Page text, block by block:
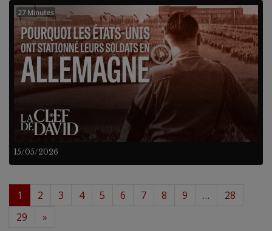
15/05/2026
27 Minutes
1 2 3 4 5 6 7 8 9 …
28
29
»